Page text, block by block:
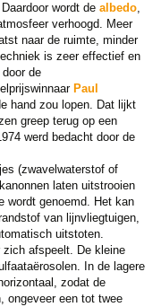
wordt de albedo,
verhoogd. Meer
naar de ruimte, minder
is zeer effectief en
de
Paul
hand zou lopen. Dat lijkt
greep terug op een
werd bedacht door de
(zwavelwaterstof of
laten uitstrooien
wordt genoemd. Het kan
van lijnvliegtuigen,
uitstoten.
zich afspeelt. De kleine
In de lagere
zodat de
ongeveer een tot twee